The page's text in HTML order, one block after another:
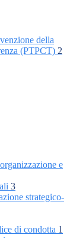
della
(PTPCT) 2
e
3
strategico-
di condotta 1